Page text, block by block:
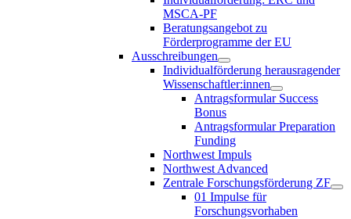
MSCA-PF
Beratungsangebot zu
Förderprogramme der EU
Ausschreibungen
Individualförderung herausragender
Wissenschaftler:innen
Antragsformular Success
Bonus
Antragsformular Preparation
Funding
Northwest Impuls
Northwest Advanced
Zentrale Forschungsförderung ZF
01 Impulse für
Forschungsvorhaben